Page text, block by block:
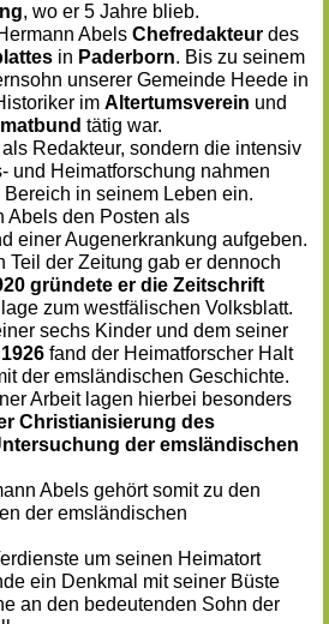
, wo er 5 Jahre blieb.
Abels Chefredakteur des
in Paderborn. Bis zu seinem
unserer Gemeinde Heede in
im Altertumsverein und
tätig war.
Redakteur, sondern die intensiv
und Heimatforschung nahmen
in seinem Leben ein.
Abels den Posten als
einer Augenerkrankung aufgeben.
Teil der Zeitung gab er dennoch
gründete er die Zeitschrift
zum westfälischen Volksblatt.
sechs Kinder und dem seiner
1926 fand der Heimatforscher Halt
der emsländischen Geschichte.
Arbeit lagen hierbei besonders
Christianisierung des
der emsländischen
Abels gehört somit zu den
der emsländischen
um seinen Heimatort
ein Denkmal mit seiner Büste
an den bedeutenden Sohn der